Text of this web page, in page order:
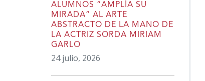
ALUMNOS “AMPLÍA SU
MIRADA” AL ARTE
ABSTRACTO DE LA MANO DE
LA ACTRIZ SORDA MIRIAM
GARLO
24 julio, 2026